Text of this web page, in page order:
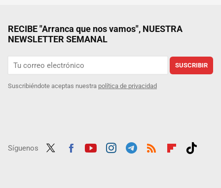
RECIBE "Arranca que nos vamos", NUESTRA
NEWSLETTER SEMANAL
SUSCRIBIR
Suscribiéndote aceptas nuestra política de privacidad
Síguenos